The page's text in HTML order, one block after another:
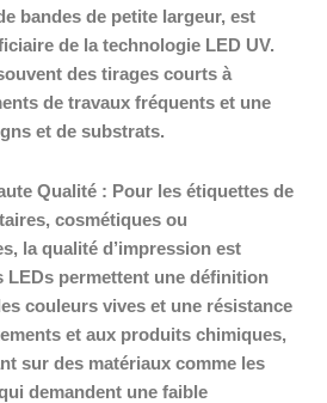
bandes de petite largeur, est
de la technologie LED UV.
des tirages courts à
de travaux fréquents et une
et de substrats.
Qualité : Pour les étiquettes de
cosmétiques ou
la qualité d’impression est
LEDs permettent une définition
couleurs vives et une résistance
et aux produits chimiques,
sur des matériaux comme les
demandent une faible